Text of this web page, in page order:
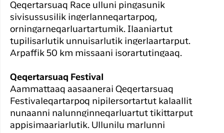
Qeqertarsuaq Race ulluni pingasunik
sivisussusilik ingerlanneqartarpoq,
orningarneqarluartartumik. Ilaaniartut
tupilisarlutik unnuisarlutik ingerlaartarput.
Arpaffik 50 km missaani isorartutingaaq.
Qeqertarsuaq Festival
Aammattaaq aasaanerai Qeqertarsuaq
Festivaleqartarpoq nipilersortartut kalaallit
nunaanni nalunnginneqarluartut tikittarput
appisimaariarlutik. Ullunilu marlunni